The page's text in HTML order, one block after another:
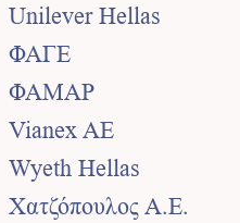
Unilever Hellas
ΦΑΓΕ
ΦΑΜΑΡ
Vianex AE
Wyeth Hellas
Χατζόπουλος Α.Ε.